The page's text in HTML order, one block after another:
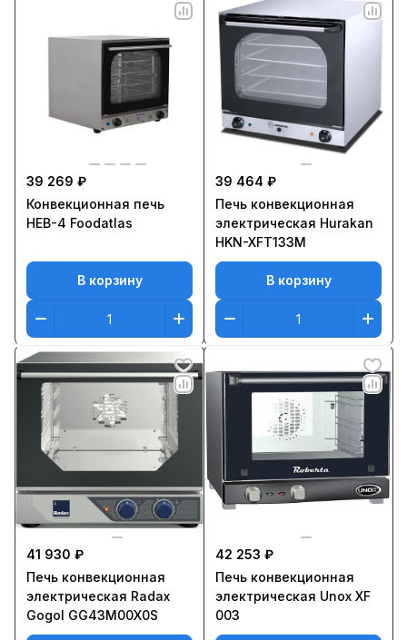
39 269 ₽
Конвекционная печь
HEB-4 Foodatlas
В корзину
39 464 ₽
Печь конвекционная
электрическая Hurakan
HKN-XFT133M
В корзину
41 930 ₽
Печь конвекционная
электрическая Radax
Gogol GG43M00X0S
42 253 ₽
Печь конвекционная
электрическая Unox XF
003